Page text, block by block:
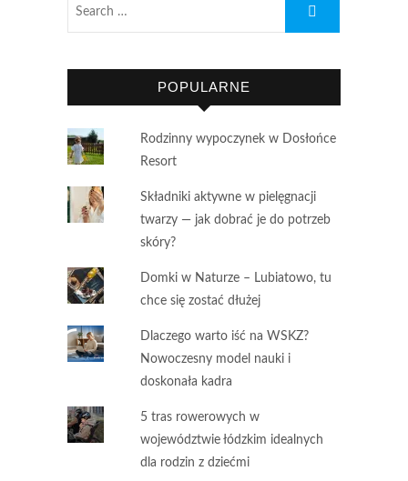
POPULARNE
Rodzinny wypoczynek w Dosłońce
Resort
Składniki aktywne w pielęgnacji
twarzy — jak dobrać je do potrzeb
skóry?
Domki w Naturze – Lubiatowo, tu
chce się zostać dłużej
Dlaczego warto iść na WSKZ?
Nowoczesny model nauki i
doskonała kadra
5 tras rowerowych w
województwie łódzkim idealnych
dla rodzin z dziećmi